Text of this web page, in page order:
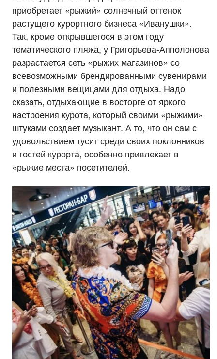
приобретает «рыжий» солнечный оттенок
растущего курортного бизнеса «Иванушки».
Так, кроме открывшегося в этом году
тематического пляжа, у Григорьева-Апполонова
разрастается сеть «рыжих магазинов» со
всевозможными брендированными сувенирами
и полезными вещицами для отдыха. Надо
сказать, отдыхающие в восторге от яркого
настроения курота, который своими «рыжими»
штуками создает музыкант. А то, что он сам с
удовольствием тусит среди своих поклонников
и гостей курорта, особенно привлекает в
«рыжие места» посетителей.